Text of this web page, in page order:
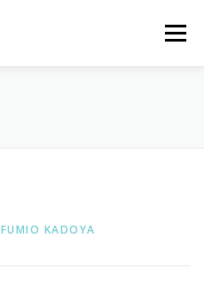
メニュー
FUMIO KADOYA